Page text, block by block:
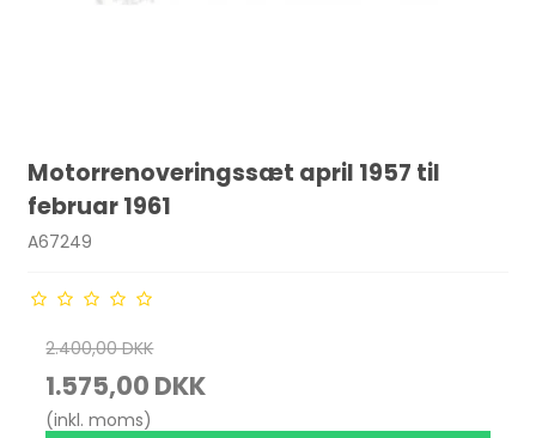
Motorrenoveringssæt april 1957 til
februar 1961
A67249
2.400,00 DKK
1.575,00 DKK
(inkl. moms)